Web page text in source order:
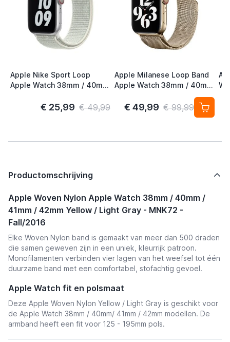
Apple Nike Sport Loop
Apple Watch 38mm / 40mm
€ 25,99 € 49,99
Apple Milanese Loop Band
Apple Watch 38mm / 40mm
/ 41mm / 42mm Gold (2nd
Gen)€ 49,99 € 99,99
Productomschrijving
Apple Woven Nylon Apple Watch 38mm / 40mm /
41mm / 42mm Yellow / Light Gray - MNK72 -
Fall/2016
Elke Woven Nylon band is gemaakt van meer dan 500 draden
die samen geweven zijn in een uniek, kleurrijk patroon.
Monofilamenten verbinden vier lagen van het weefsel tot één
duurzame band met een comfortabel, stofachtig gevoel.
Apple Watch fit en polsmaat
Deze Apple Woven Nylon Yellow / Light Gray is geschikt voor
de Apple Watch 38mm / 40mm/ 41mm / 42mm modellen. De
armband heeft een fit voor 125 - 195mm pols.